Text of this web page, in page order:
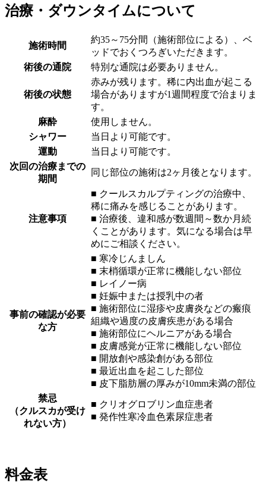
治療・ダウンタイムについて
施術時間
約35～75分間（施術部位による）、ベ
ッドでおくつろぎいただきます。
術後の通院
特別な通院は必要ありません。
術後の状態
赤みが残ります。稀に内出血が起こる
場合がありますが1週間程度で治まりま
す。
麻酔
使用しません。
シャワー
当日より可能です。
運動
当日より可能です。
次回の治療までの
期間
同じ部位の施術は2ヶ月後となります。
注意事項
■ クールスカルプティングの治療中、
稀に痛みを感じることがあります。
■ 治療後、違和感が数週間～数か月続
くことがあります。気になる場合は早
めにご相談ください。
事前の確認が必要
な方
■ 寒冷じんましん
■ 末梢循環が正常に機能しない部位
■ レイノー病
■ 妊娠中または授乳中の者
■ 施術部位に湿疹や皮膚炎などの瘢痕
組織や過度の皮膚疾患がある場合
■ 施術部位にヘルニアがある場合
■ 皮膚感覚が正常に機能しない部位
■ 開放創や感染創がある部位
■ 最近出血を起こした部位
■ 皮下脂肪層の厚みが10mm未満の部位
禁忌
（クルスカが受け
れない方）
■ クリオグロブリン血症患者
■ 発作性寒冷血色素尿症患者
料金表